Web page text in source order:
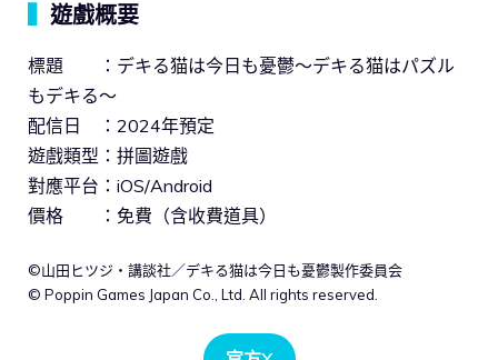
遊戲概要
標題 ：デキる猫は今日も憂鬱〜デキる猫はパズル
もデキる〜
配信日 ：2024年預定
遊戲類型：拼圖遊戲
對應平台：iOS/Android
價格 ：免費（含收費道具）
©山田ヒツジ・講談社／デキる猫は今日も憂鬱製作委員会
© Poppin Games Japan Co., Ltd. All rights reserved.